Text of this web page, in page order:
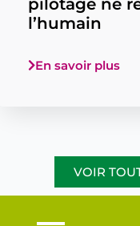
l’humain
En savoir plus
VOIR